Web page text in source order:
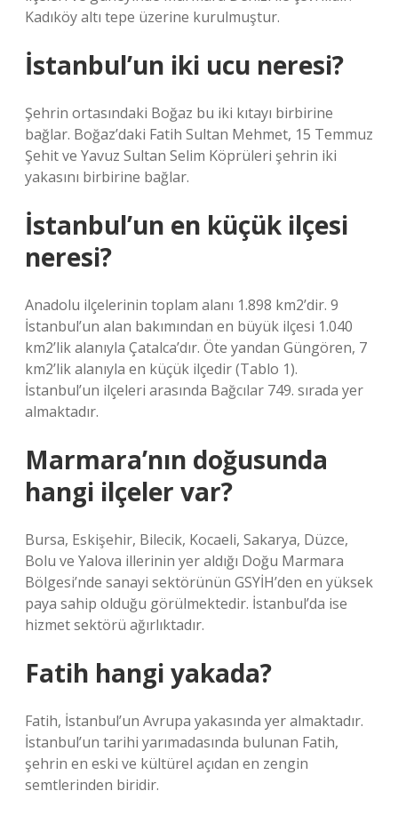
Kadıköy altı tepe üzerine kurulmuştur.
İstanbul’un iki ucu neresi?
Şehrin ortasındaki Boğaz bu iki kıtayı birbirine
bağlar. Boğaz’daki Fatih Sultan Mehmet, 15 Temmuz
Şehit ve Yavuz Sultan Selim Köprüleri şehrin iki
yakasını birbirine bağlar.
İstanbul’un en küçük ilçesi
neresi?
Anadolu ilçelerinin toplam alanı 1.898 km2’dir. 9
İstanbul’un alan bakımından en büyük ilçesi 1.040
km2’lik alanıyla Çatalca’dır. Öte yandan Güngören, 7
km2’lik alanıyla en küçük ilçedir (Tablo 1).
İstanbul’un ilçeleri arasında Bağcılar 749. sırada yer
almaktadır.
Marmara’nın doğusunda
hangi ilçeler var?
Bursa, Eskişehir, Bilecik, Kocaeli, Sakarya, Düzce,
Bolu ve Yalova illerinin yer aldığı Doğu Marmara
Bölgesi’nde sanayi sektörünün GSYİH’den en yüksek
paya sahip olduğu görülmektedir. İstanbul’da ise
hizmet sektörü ağırlıktadır.
Fatih hangi yakada?
Fatih, İstanbul’un Avrupa yakasında yer almaktadır.
İstanbul’un tarihi yarımadasında bulunan Fatih,
şehrin en eski ve kültürel açıdan en zengin
semtlerinden biridir.